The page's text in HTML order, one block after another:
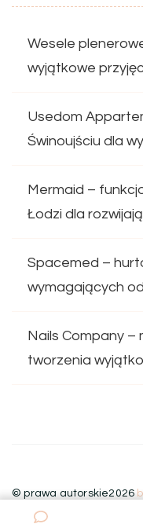
Wesele
wyjątkowe
Usedom
Świnoujściu dla
Mermaid –
Łodzi dla
Spacemed –
wymagających
Nails Company –
tworzenia
© prawa autorskie2026
zastrzeżone.